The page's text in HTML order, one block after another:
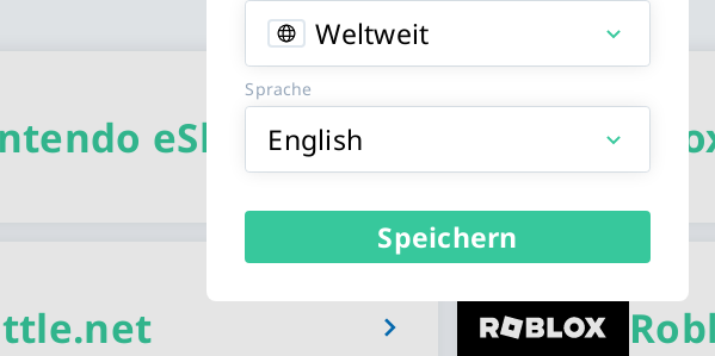
Weltweit
Sprache
English
Speichern
Karttypen
eShop